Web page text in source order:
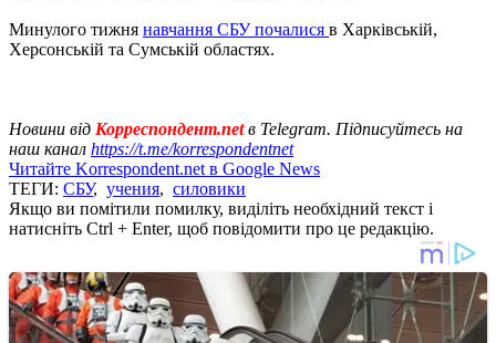
Минулого тижня навчання СБУ почалися в Харківській,
Херсонській та Сумській областях.
Новини від Корреспондент.netв Telegram. Підписуйтесь на
наш канал https://t.me/korrespondentnet
Читайте Korrespondent.net в Google News
ТЕГИ: СБУ, учения, силовики
Якщо ви помітили помилку, виділіть необхідний текст і
натисніть Ctrl + Enter, щоб повідомити про це редакцію.